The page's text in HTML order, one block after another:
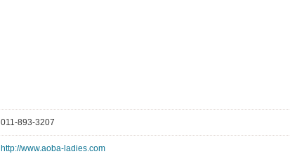
011-893-3207
http://www.aoba-ladies.com